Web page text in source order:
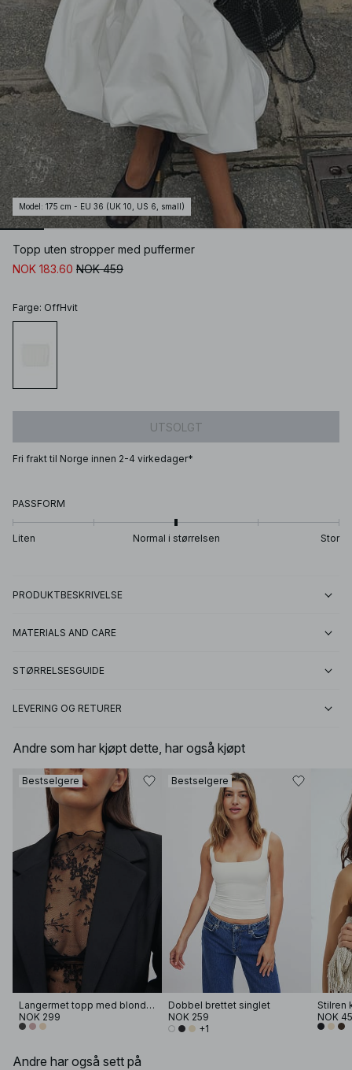
Model : 175 cm - EU 36 (UK 10, US 6, small)
Topp uten stropper med puffermer
NOK 183.60 NOK 459
Farge: OffHvit
UTSOLGT
Fri frakt til Norge innen 2-4 virkedager*
PASSFORM
Liten Normal i størrelsen Stor
PRODUKTBESKRIVELSE
MATERIALS AND CARE
STØRRELSESGUIDE
LEVERING OG RETURER
Andre som har kjøpt dette, har også kjøpt
Bestselgere
Langermet topp med blonder
NOK 299
Bestselgere
Dobbel brettet singlet
NOK 259
+1
Stilren
NOK
Andre har også sett på